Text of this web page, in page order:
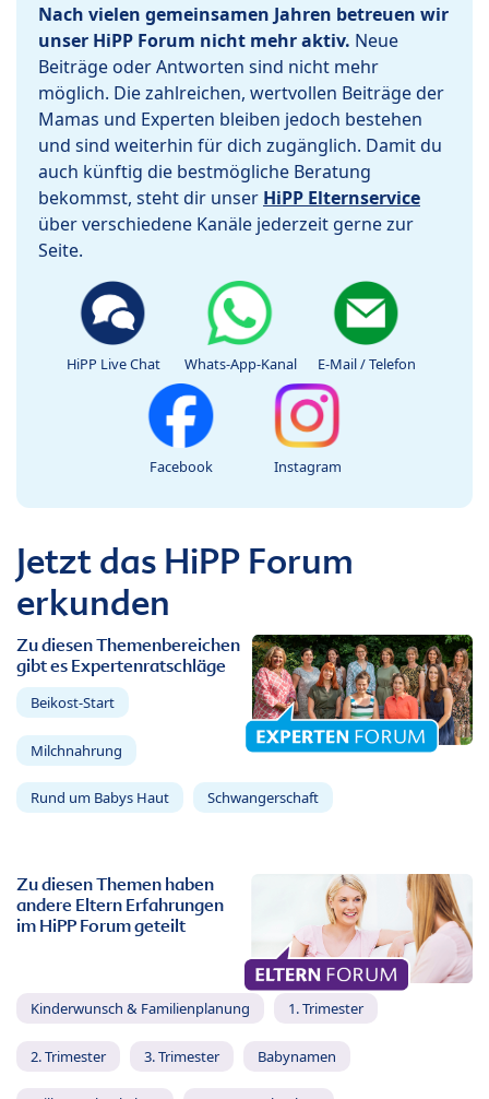
Nach vielen gemeinsamen Jahren betreuen wir
unser HiPP Forum nicht mehr aktiv. Neue
Beiträge oder Antworten sind nicht mehr
möglich. Die zahlreichen, wertvollen Beiträge der
Mamas und Experten bleiben jedoch bestehen
und sind weiterhin für dich zugänglich. Damit du
auch künftig die bestmögliche Beratung
bekommst, steht dir unser HiPP Elternservice
über verschiedene Kanäle jederzeit gerne zur
Seite.
HiPP Live Chat Whats-App-Kanal E-Mail / Telefon
Facebook Instagram
Jetzt das HiPP Forum
erkunden
Zu diesen Themenbereichen
gibt es Expertenratschläge
Beikost-Start
Milchnahrung
Rund um Babys Haut Schwangerschaft
Zu diesen Themen haben
andere Eltern Erfahrungen
im HiPP Forum geteilt
Kinderwunsch & Familienplanung 1. Trimester
2. Trimester 3. Trimester Babynamen